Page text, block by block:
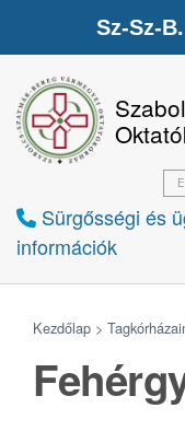
Sürgősségi és
információk
Kezdőlap >
Sz-Sz-